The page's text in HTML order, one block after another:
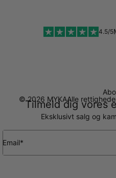
Tilmeld dig vores
Eksklusivt salg og
Email*
4.5/5
© 2026 MYKAAlle